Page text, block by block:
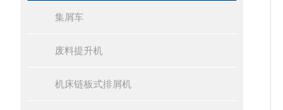
集屑车
废料提升机
机床链板式排屑机